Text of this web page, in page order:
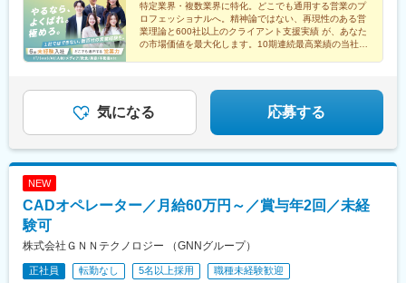
策：あり（屋内禁煙 / 喫煙専用室設置あり)◯広島営業所広島県広
島市中区大手町2-8-1 大手町スクエア8階（B）受動喫煙対策：あ
り（敷地内禁煙）◯福岡営業所福岡県福岡市中央区大名1-2-23 ビ
ジネス・ワンけやき通りビル3階受動喫煙対策：あり（屋内禁煙・
特定業界・複数業界に特化。どこでも通用する営業のプ
ロフェッショナルへ。精神論ではない、再現性のある営
業理論と600社以上のクライアント支援実績 が、あなた
の市場価値を最大化します。10期連続最高業績の当社
気になる 応募する
NEW
CADオペレーター／月給60万円～／賞与年2回／未経
験可
株式会社ＧＮＮテクノロジー （GNNグループ）
正社員 転勤なし 5名以上採用
職種未経験歓迎